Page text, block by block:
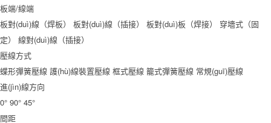
板端/線端
板對(duì)線（焊板）
板對(duì)線（插接） 板對(duì)板（焊接）
穿墻式（固
定）
線對(duì)線（插接）
壓線方式
蝶形彈簧壓線 護(hù)線裝置壓線 框式壓線 籠式彈簧壓線 常規(guī)壓線
進(jìn)線方向
0° 90° 45°
間距